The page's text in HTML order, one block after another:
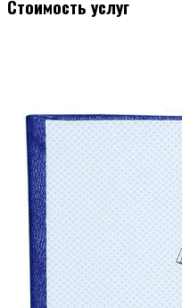
Стоимость услуг